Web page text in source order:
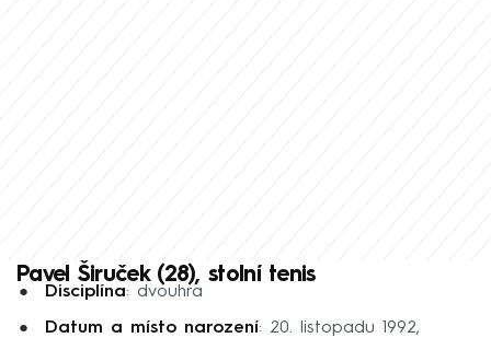
Pavel Širuček (28), stolní tenis
Disciplína: dvouhra
Datum a místo narození: 20. listopadu 1992,